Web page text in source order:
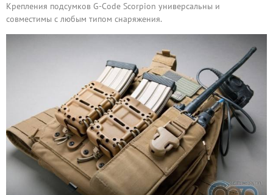
Крепления подсумков G-Code Scorpion универсальны и
совместимы с любым типом снаряжения.